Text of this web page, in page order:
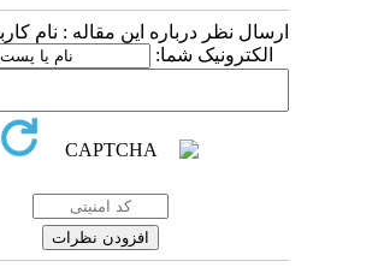
ارسال نظر درباره این مقاله : نام
الکترونیک شما: